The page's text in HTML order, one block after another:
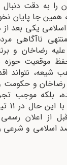
را به دقت
همین جا پایان
یکی بعد از
ناآگاهی
علیه رضاخان و
موقعیت حوزه
شیعه، نتواند
رضاخان و حکومت
بلکه موجب
از اعلان
اسلامی و شرعی